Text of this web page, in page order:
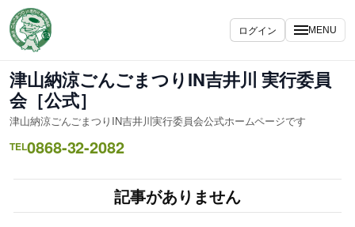
容
を
ス
キ
ッ
プ
ログイン MENU
津山納涼ごんごまつりIN吉井川 実行委員
会［公式］
津山納涼ごんごまつりIN吉井川実行委員会公式ホームページです
TEL0868-32-2082
記事がありません